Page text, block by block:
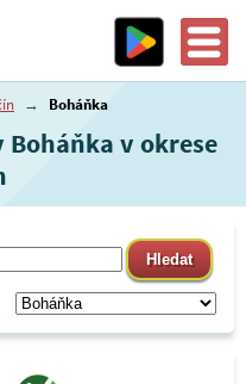
→ Boháňka
v okrese